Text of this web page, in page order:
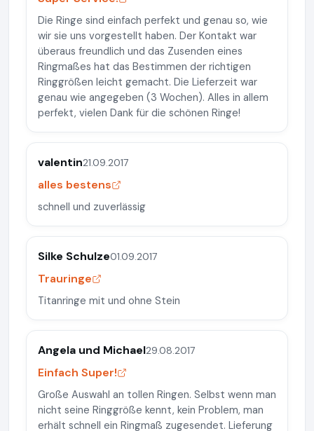
Die Ringe sind einfach perfekt und genau so, wie
wir sie uns vorgestellt haben. Der Kontakt war
überaus freundlich und das Zusenden eines
Ringmaßes hat das Bestimmen der richtigen
Ringgrößen leicht gemacht. Die Lieferzeit war
genau wie angegeben (3 Wochen). Alles in allem
perfekt, vielen Dank für die schönen Ringe!
valentin21.09.2017
alles bestens
schnell und zuverlässig
Silke Schulze01.09.2017
Trauringe
Titanringe mit und ohne Stein
Angela und Michael29.08.2017
Einfach Super!
Große Auswahl an tollen Ringen. Selbst wenn man
nicht seine Ringgröße kennt, kein Problem, man
erhält schnell ein Ringmaß zugesendet. Lieferung